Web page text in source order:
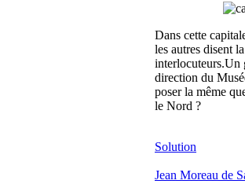
Dans cette
les autres disent
interlocuteurs.Un
direction du
poser la même
le Nord ?
Solution
Jean Moreau de